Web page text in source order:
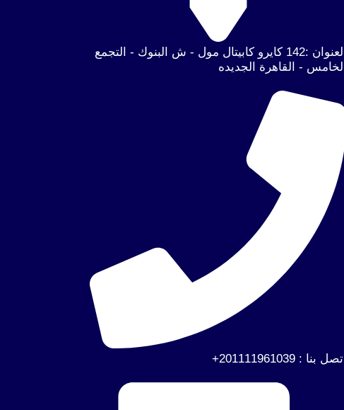
العنوان :142 كايرو كابيتال مول - ش البنوك - التجمع
الخامس - القاهرة الجديده
اتصل بنا : 201111961039+